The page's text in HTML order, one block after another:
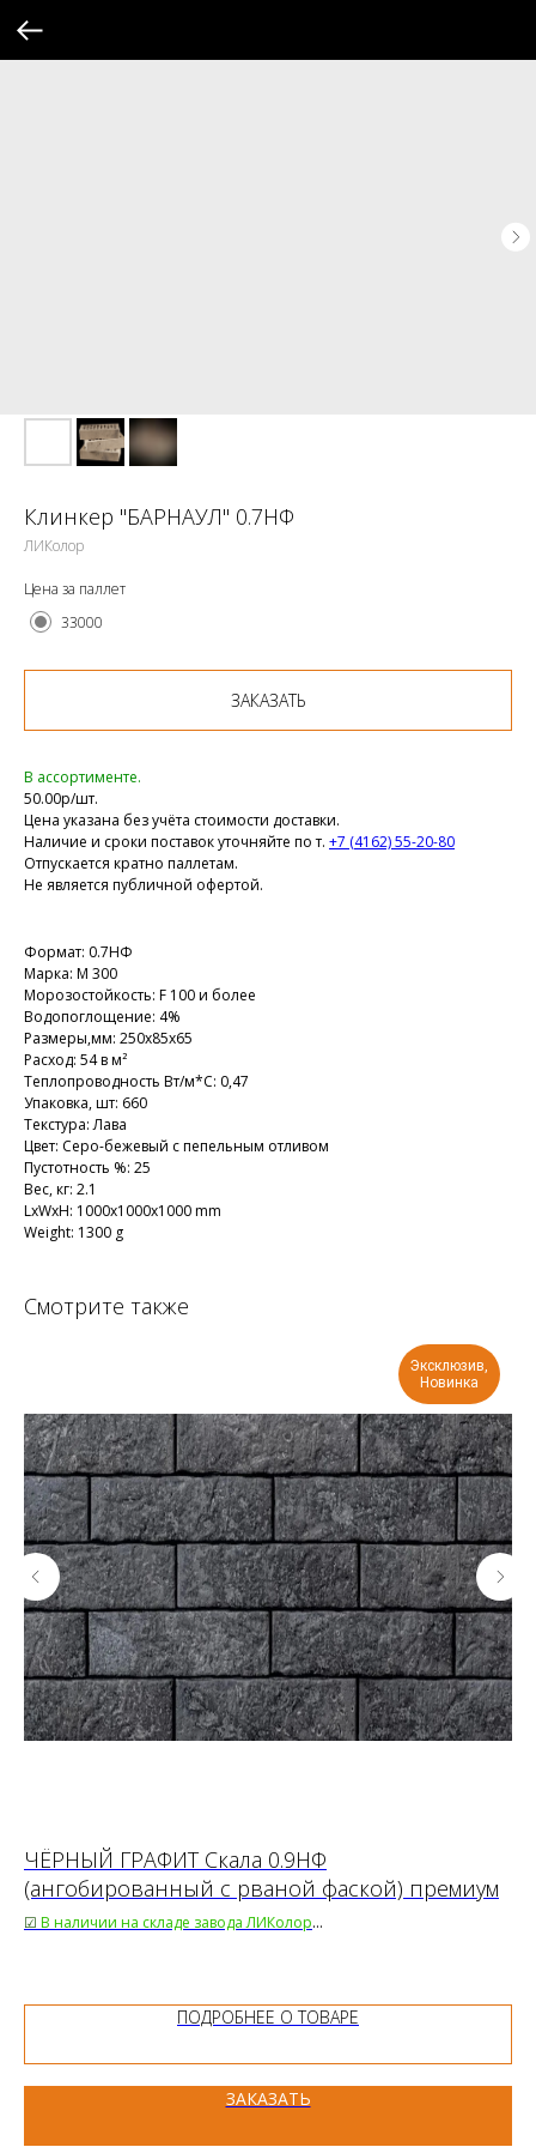
Клинкер "БАРНАУЛ" 0.7НФ
ЛИКолор
Цена за паллет
33000
ЗАКАЗАТЬ
В ассортименте.
50.00р/шт.
Цена указана без учёта стоимости доставки.
Наличие и сроки поставок уточняйте по т. +7 (4162) 55-20-80
Отпускается кратно паллетам.
Не является публичной офертой.
Формат: 0.7НФ
Марка: М 300
Морозостойкость: F 100 и более
Водопоглощение: 4%
Размеры,мм: 250х85х65
Расход: 54 в м²
Теплопроводность Вт/м*С: 0,47
Упаковка, шт: 660
Текстура: Лава
Цвет: Серо-бежевый с пепельным отливом
Пустотность %: 25
Вес, кг: 2.1
LxWxH: 1000x1000x1000 mm
Weight: 1300 g
Смотрите также
Эксклюзив,
Новинка
ЧЁРНЫЙ ГРАФИТ Скала 0.9НФ
(ангобированный с рваной фаской) премиум
☑ В наличии на складе завода ЛИКолор
Цена за паллет: ПОДРОБНЕЕ О ТОВАРЕ
ЗАКАЗАТЬ